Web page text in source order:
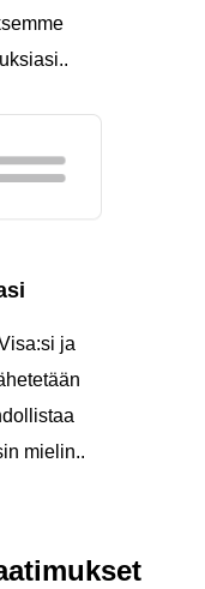
ja
mielin..